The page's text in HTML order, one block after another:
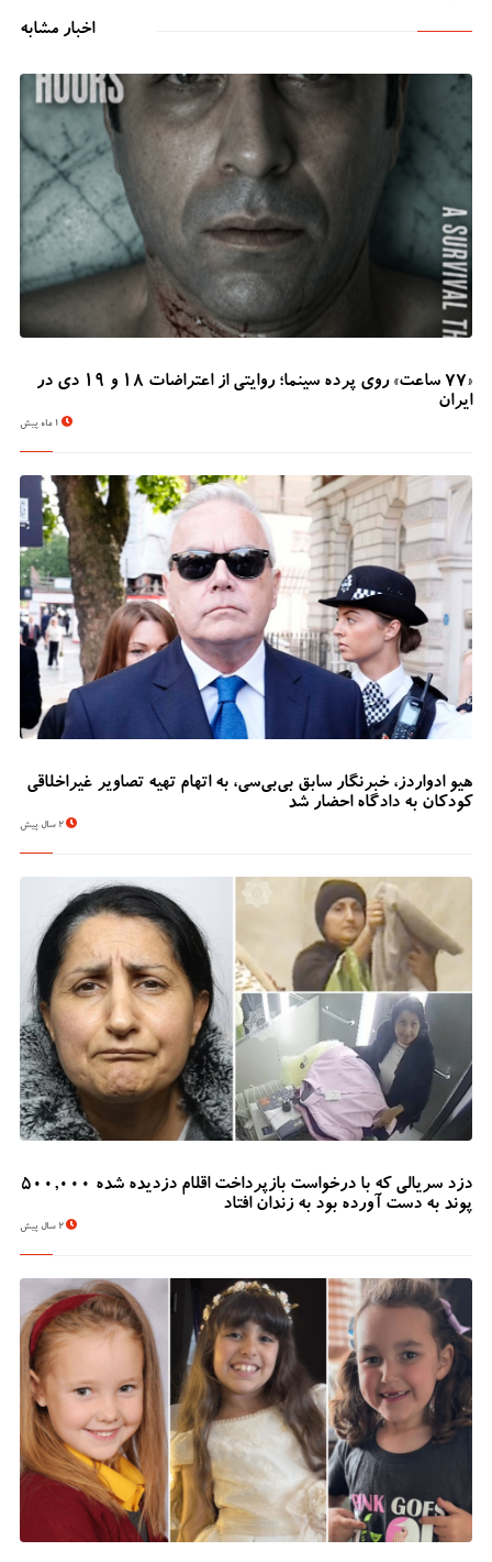
اخبار مشابه
«۷۷ ساعت» روی پرده سینما؛ روایتی از اعتراضات ۱۸ و ۱۹ دی در
ایران
هیو ادواردز، خبرنگار سابق بی‌بی‌سی، به اتهام تهیه تصاویر غیراخلاقی
کودکان به دادگاه احضار شد
2 سال پیش
دزد سریالی که با درخواست بازپرداخت اقلام دزدیده شده 500,000
پوند به دست آورده بود به زندان افتاد
2 سال پیش